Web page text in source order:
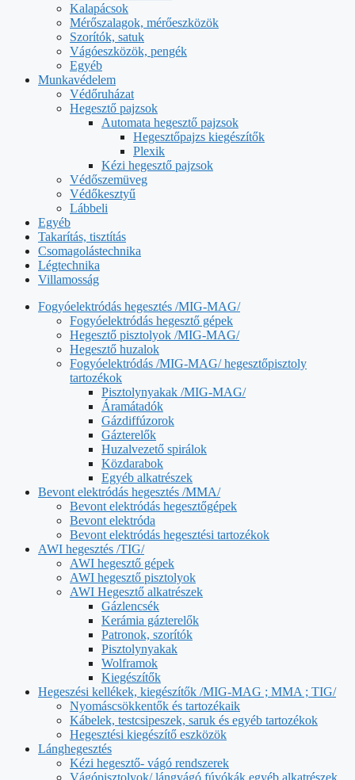
Kalapácsok
Mérőszalagok, mérőeszközök
Szorítók, satuk
Vágóeszközök, pengék
Egyéb
Munkavédelem
Védőruházat
Hegesztő pajzsok
Automata hegesztő pajzsok
Hegesztőpajzs kiegészítők
Plexik
Kézi hegesztő pajzsok
Védőszemüveg
Védőkesztyű
Lábbeli
Egyéb
Takarítás, tisztítás
Csomagolástechnika
Légtechnika
Villamosság
Fogyóelektródás hegesztés /MIG-MAG/
Fogyóelektródás hegesztő gépek
Hegesztő pisztolyok /MIG-MAG/
Hegesztő huzalok
Fogyóelektródás /MIG-MAG/ hegesztőpisztoly
tartozékok
Pisztolynyakak /MIG-MAG/
Áramátadók
Gázdiffúzorok
Gázterelők
Huzalvezető spirálok
Közdarabok
Egyéb alkatrészek
Bevont elektródás hegesztés /MMA/
Bevont elektródás hegesztőgépek
Bevont elektróda
Bevont elektródás hegesztési tartozékok
AWI hegesztés /TIG/
AWI hegesztő gépek
AWI hegesztő pisztolyok
AWI Hegesztő alkatrészek
Gázlencsék
Kerámia gázterelők
Patronok, szorítók
Pisztolynyakak
Wolframok
Kiegészítők
Hegeszési kellékek, kiegészítők /MIG-MAG ; MMA ; TIG/
Nyomáscsökkentők és tartozékaik
Kábelek, testcsipeszek, saruk és egyéb tartozékok
Hegesztési kiegészítő eszközök
Lánghegesztés
Kézi hegesztő- vágó rendszerek